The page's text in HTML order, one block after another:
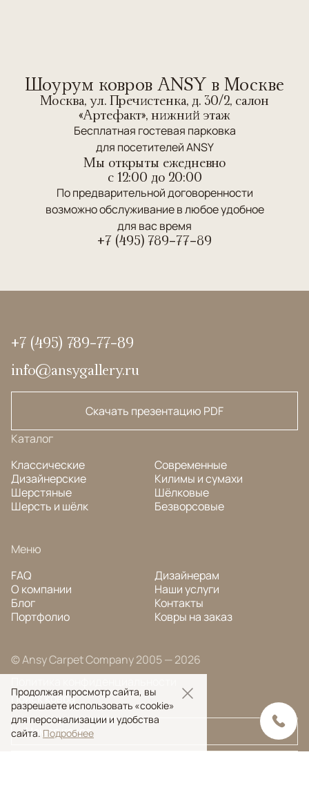
Шоурум ковров ANSY в Москве
Москва, ул. Пречистенка, д. 30/2, салон
«Артефакт», нижний этаж
Бесплатная гостевая парковка
для посетителей ANSY
Мы открыты ежедневно
c 12:00 до 20:00
По предварительной договоренности
возможно обслуживание в любое удобное
для вас время
+7 (495) 789-77-89
+7 (495) 789-77-89
info@ansygallery.ru
Скачать презентацию PDF
Каталог
Классические
Дизайнерские
Шерстяные
Шерсть и шёлк
Современные
Килимы и сумахи
Шёлковые
Безворсовые
Меню
FAQ
О компании
Блог
Портфолио
Дизайнерам
Наши услуги
Контакты
Ковры на заказ
© Ansy Carpet Company 2005 — 2026
Поиск ковра
Продолжая просмотр сайта, вы
разрешаете использовать «cookie»
для персонализации и удобства
сайта. Подробнее